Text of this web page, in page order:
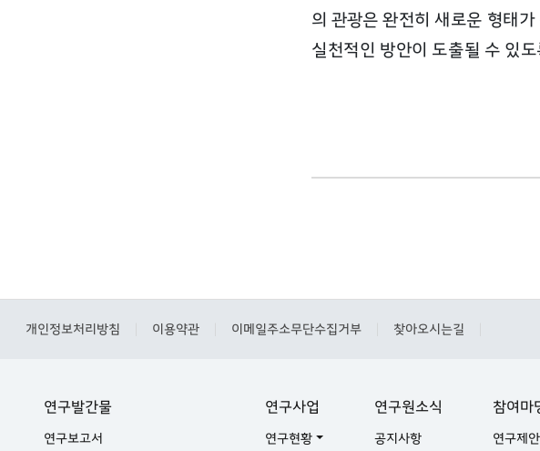
의 관광은 완전히 새로운 형태
실천적인 방안이 도출될 수 있
개인정보처리방침 이용약관 이메일주소무단수집거부 찾아오시는길
연구발간물
연구보고서
연구사업
연구현황
연구원소식
공지사항
참여마
연구제안